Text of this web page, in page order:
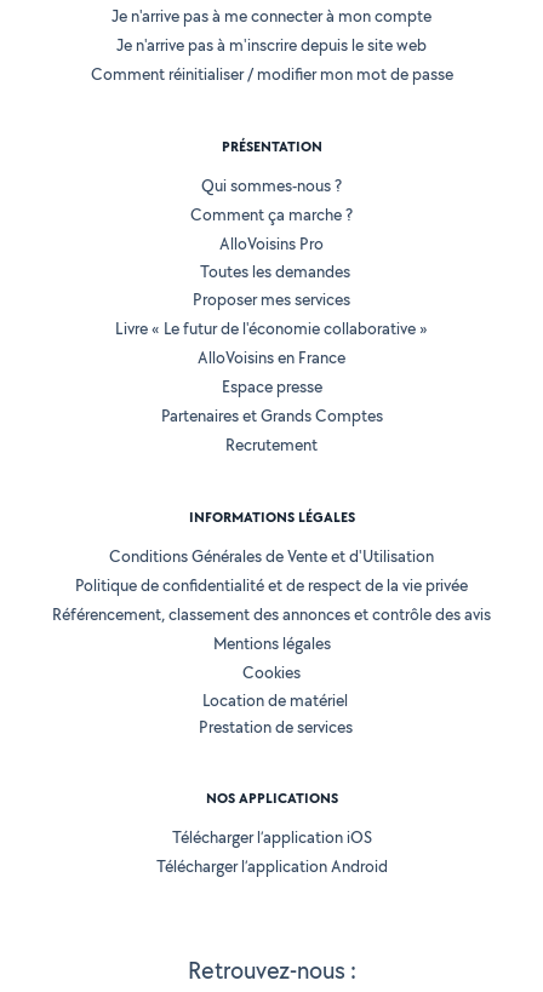
Retrouvez-nous :
Je n'arrive pas à me connecter à mon compte
Je n'arrive pas à m'inscrire depuis le site web
Comment réinitialiser / modifier mon mot de passe
PRÉSENTATION
Qui sommes-nous ?
Comment ça marche ?
AlloVoisins Pro
Toutes les demandes
Proposer mes services
Livre « Le futur de l'économie collaborative »
AlloVoisins en France
Espace presse
Partenaires et Grands Comptes
Recrutement
INFORMATIONS LÉGALES
Conditions Générales de Vente et d'Utilisation
Politique de confidentialité et de respect de la vie privée
Référencement, classement des annonces et contrôle des avis
Mentions légales
Cookies
Location de matériel
Prestation de services
NOS APPLICATIONS
Télécharger l’application iOS
Télécharger l’application Android